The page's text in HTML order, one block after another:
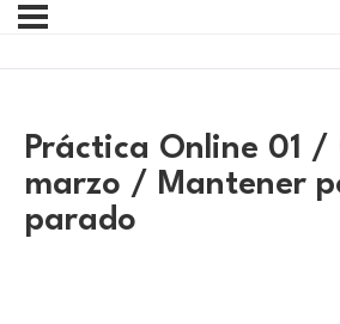
Práctica Online 01 /
marzo / Mantener
parado